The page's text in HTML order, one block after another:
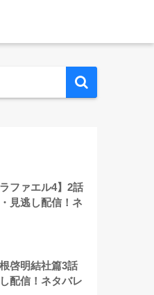
ファエル4】2話
見逃し配信！ネ
啓明結社篇3話
配信！ネタバレ